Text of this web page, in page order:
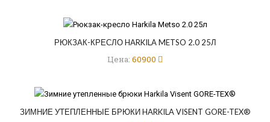
РЮКЗАК-КРЕСЛО HARKILA METSO 2.0 25Л
Цена: 60900
ЗИМНИЕ УТЕПЛЕННЫЕ БРЮКИ HARKILA VISENT GORE-TEX®